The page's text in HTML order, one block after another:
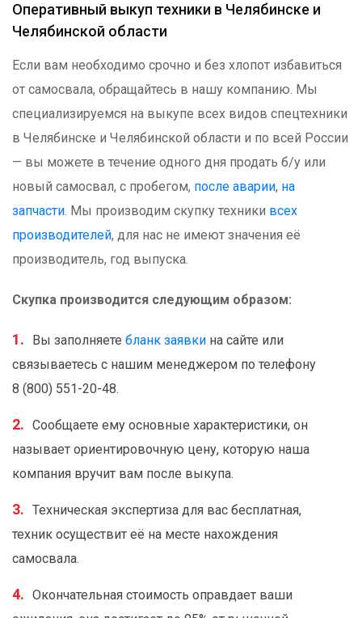
Оперативный выкуп техники в Челябинске и
Челябинской области
Если вам необходимо срочно и без хлопот избавиться
от самосвала, обращайтесь в нашу компанию. Мы
специализируемся на выкупе всех видов спецтехники
в Челябинске и Челябинской области и по всей России
— вы можете в течение одного дня продать б/у или
новый самосвал, с пробегом, после аварии, на
запчасти. Мы производим скупку техники всех
производителей, для нас не имеют значения её
производитель, год выпуска.
Скупка производится следующим образом:
Вы заполняете бланк заявки на сайте или
связываетесь с нашим менеджером по телефону
8 (800) 551-20-48.
Сообщаете ему основные характеристики, он
называет ориентировочную цену, которую наша
компания вручит вам после выкупа.
Техническая экспертиза для вас бесплатная,
техник осуществит её на месте нахождения
самосвала.
Окончательная стоимость оправдает ваши